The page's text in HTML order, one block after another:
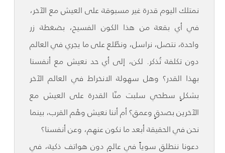
نمتلك اليوم قدرة غير مسبوقة على العيش مع الآخر،
في أي بقعة من هذا الكون الفسيح، بضغطة زر
واحدة، نتصل، نراسل، ونطّلع على ما يجري في العالم
دون تكلفة تُذكر. لكن، إلى أي حد نعيش مع أنفسنا
بهذا القدر؟ وهل سهولة الانخراط في العالم الآخر
بشكلٍ سطحي سلبت منّا القدرة على العيش مع
الآخرين بصدقٍ وعمق؟ أم أننا نعيش وهْم القرب، بينما
نحن في الحقيقة أبعد ما نكون عنهم، وعن أنفسنا؟
دعونا ننطلق سوياً في عالمٍ دون هواتف ذكية، في